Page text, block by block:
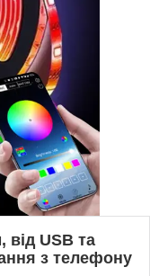
від USB та
з телефону